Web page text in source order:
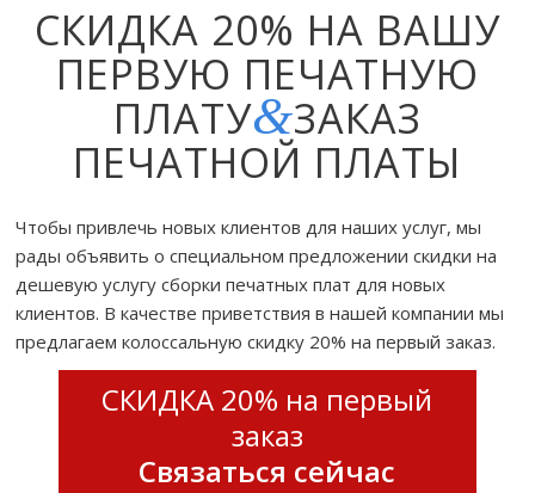
СКИДКА 20% НА ВАШУ
ПЕРВУЮ ПЕЧАТНУЮ
ПЛАТУ&ЗАКАЗ
ПЕЧАТНОЙ ПЛАТЫ
Чтобы привлечь новых клиентов для наших услуг, мы
рады объявить о специальном предложении скидки на
дешевую услугу сборки печатных плат для новых
клиентов. В качестве приветствия в нашей компании мы
предлагаем колоссальную скидку 20% на первый заказ.
СКИДКА 20% на первый
заказ
Связаться сейчас